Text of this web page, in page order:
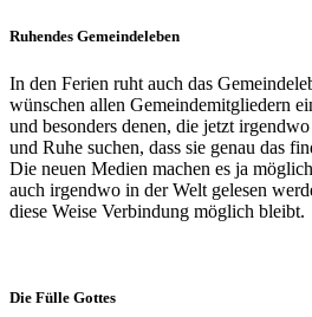
Ruhendes Gemeindeleben
In den Ferien ruht auch das
wünschen allen Gemeindemitgliedern
und besonders denen, die jetzt
und Ruhe suchen, dass sie genau das
Die neuen Medien machen es ja
auch irgendwo in der Welt gelesen
diese Weise Verbindung möglich bleibt.
Die Fülle Gottes